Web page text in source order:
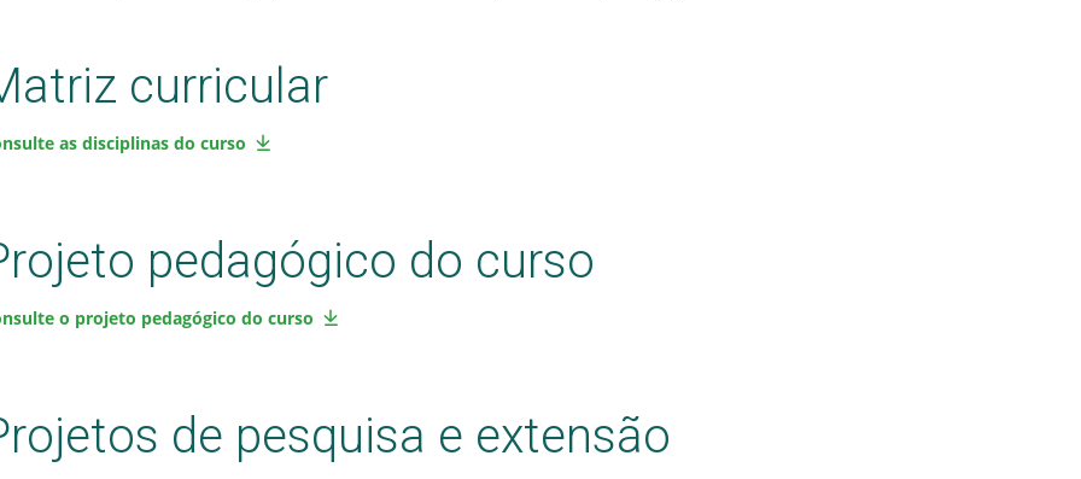
curricular
as disciplinas do curso
pedagógico do curso
o projeto pedagógico do curso
de pesquisa e extensão